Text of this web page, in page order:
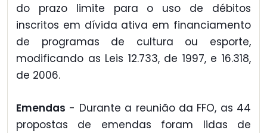
do prazo limite para o uso de débitos
inscritos em dívida ativa em financiamento
de programas de cultura ou esporte,
modificando as Leis 12.733, de 1997, e 16.318,
de 2006.
Emendas - Durante a reunião da FFO, as 44
propostas de emendas foram lidas de